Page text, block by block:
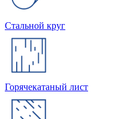
Стальной круг
Горячекатаный лист